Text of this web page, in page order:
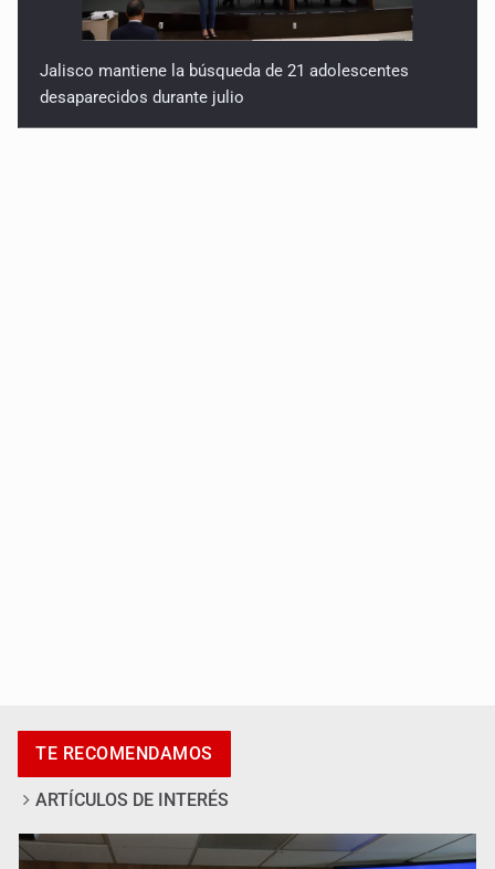
Jalisco mantiene la búsqueda de 21 adolescentes
desaparecidos durante julio
Al archivo la mitad de quejas contra el Siapa
TE RECOMENDAMOS
ARTÍCULOS DE INTERÉS